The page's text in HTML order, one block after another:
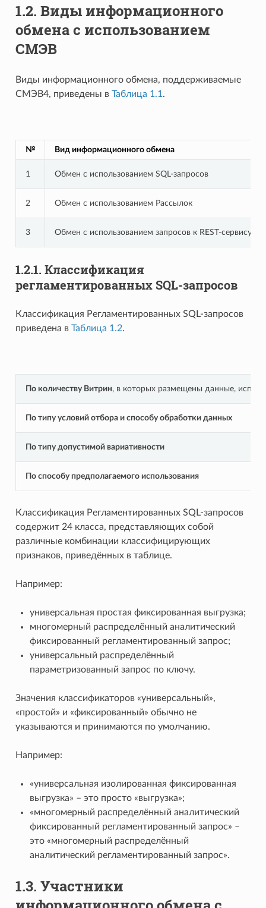
1.2. Виды информационного
обмена с использованием
СМЭВ
Виды информационного обмена, поддерживаемые
СМЭВ4, приведены в Таблица 1.1 .
№ Вид информационного обмена
1 Обмен с использованием SQL-запросов
2 Обмен с использованием Рассылок
3 Обмен с использованием запросов к REST-сервису
1.2.1. Классификация
регламентированных SQL-запросов
Классификация Регламентированных SQL-запросов
приведена в Таблица 1.2.
По количеству Витрин, в которых размещены данные,
По типу условий отбора и способу обработки данных
По типу допустимой вариативности
По способу предполагаемого использования
Классификация Регламентированных SQL-запросов
содержит 24 класса, представляющих собой
различные комбинации классифицирующих
признаков, приведённых в таблице.
Например:
универсальная простая фиксированная выгрузка;
многомерный распределённый аналитический
фиксированный регламентированный запрос;
универсальный распределённый
параметризованный запрос по ключу.
Значения классификаторов «универсальный»,
«простой» и «фиксированный» обычно не
указываются и принимаются по умолчанию.
Например:
«универсальная изолированная фиксированная
выгрузка» – это просто «выгрузка»;
«многомерный распределённый аналитический
фиксированный регламентированный запрос» –
это «многомерный распределённый
аналитический регламентированный запрос».
1.3. Участники